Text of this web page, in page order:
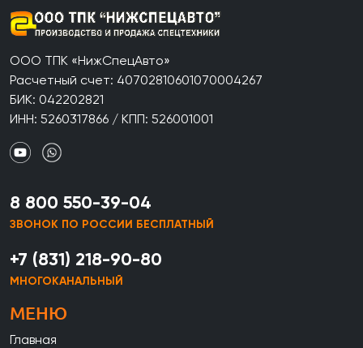
ООО ТПК «НижСпецАвто»
Расчетный счет: 40702810601070004267
БИК: 042202821
ИНН: 5260317866 / КПП: 526001001
8 800 550-39-04
ЗВОНОК ПО РОССИИ БЕСПЛАТНЫЙ
+7 (831) 218-90-80
МНОГОКАНАЛЬНЫЙ
МЕНЮ
Главная